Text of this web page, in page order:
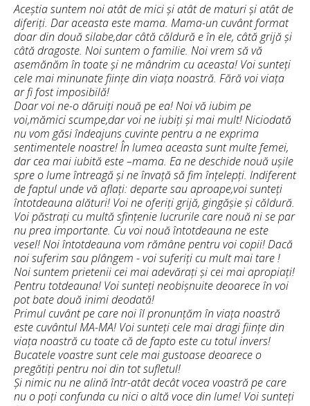
Aceștia suntem noi atât de mici și atât de maturi și atât de
diferiți. Dar aceasta este mama. Mama-un cuvânt format
doar din două silabe,dar câtă căldură e în ele, câtă grijă și
câtă dragoste. Noi suntem o familie. Noi vrem să vă
asemănăm în toate și ne mândrim cu aceasta! Voi sunteți
cele mai minunate ființe din viața noastră. Fără voi viața
ar fi fost imposibilă!
Doar voi ne-o dăruiți nouă pe ea! Noi vă iubim pe
voi,mămici scumpe,dar voi ne iubiți și mai mult! Niciodată
nu vom găsi îndeajuns cuvinte pentru a ne exprima
sentimentele noastre! În lumea aceasta sunt multe femei,
dar cea mai iubită este –mama. Ea ne deschide nouă ușile
spre o lume întreagă și ne învață să fim înțelepți. Indiferent
de faptul unde vă aflați: departe sau aproape,voi sunteți
întotdeauna alături! Voi ne oferiți grijă, gingășie și căldură.
Voi păstrați cu multă sfințenie lucrurile care nouă ni se par
nu prea importante. Cu voi nouă întotdeauna ne este
vesel! Noi întotdeauna vom rămâne pentru voi copii! Dacă
noi suferim sau plângem - voi suferiți cu mult mai tare !
Noi suntem prietenii cei mai adevărați și cei mai apropiați!
Pentru totdeauna! Voi sunteți neobișnuite deoarece în voi
pot bate două inimi deodată!
Primul cuvânt pe care noi îl pronunțăm în viața noastră
este cuvântul MA-MA! Voi sunteți cele mai dragi ființe din
viața noastră cu toate că de fapto este cu totul invers!
Bucatele voastre sunt cele mai gustoase deoarece o
pregătiți pentru noi din tot sufletul!
Și nimic nu ne alină într-atât decât vocea voastră pe care
nu o poți confunda cu nici o altă voce din lume! Voi sunteți